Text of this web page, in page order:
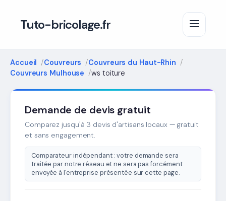
Tuto-bricolage.fr
Accueil Couvreurs
Couvreurs du Haut-Rhin
Couvreurs Mulhouse
ws toiture
Demande de devis gratuit
Comparez jusqu'à 3 devis d'artisans locaux — gratuit
et sans engagement.
Comparateur indépendant : votre demande sera
traitée par notre réseau et ne sera pas forcément
envoyée à l'entreprise présentée sur cette page.